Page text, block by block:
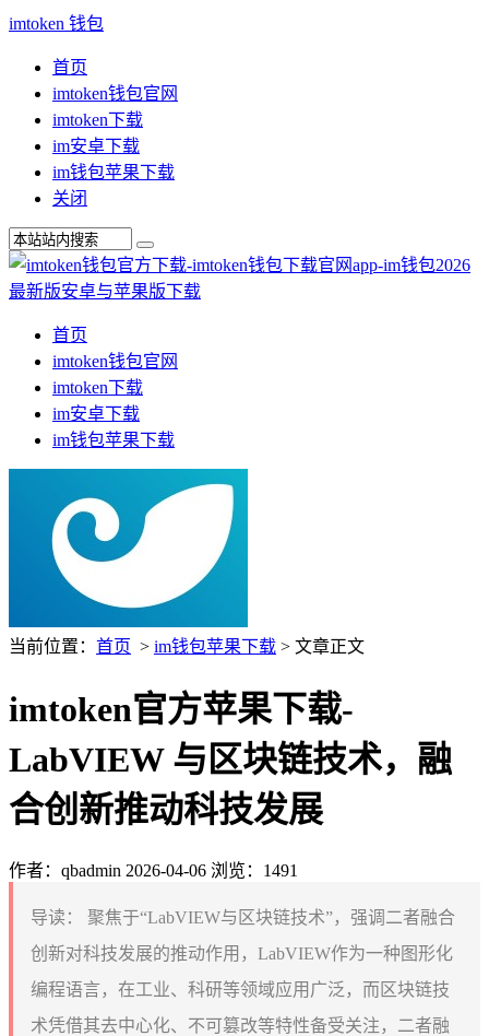
imtoken 钱包
首页
imtoken钱包官网
imtoken下载
im安卓下载
im钱包苹果下载
关闭
首页
imtoken钱包官网
imtoken下载
im安卓下载
im钱包苹果下载
当前位置： 首页 > im钱包苹果下载 > 文章正文
imtoken官方苹果下载-
LabVIEW 与区块链技术，融
合创新推动科技发展
作者：qbadmin 2026-04-06 浏览：1491
导读：
聚焦于“LabVIEW与区块链技术”，强调二者融合
创新对科技发展的推动作用，LabVIEW作为一种图形化
编程语言，在工业、科研等领域应用广泛，而区块链技
术凭借其去中心化、不可篡改等特性备受关注，二者融